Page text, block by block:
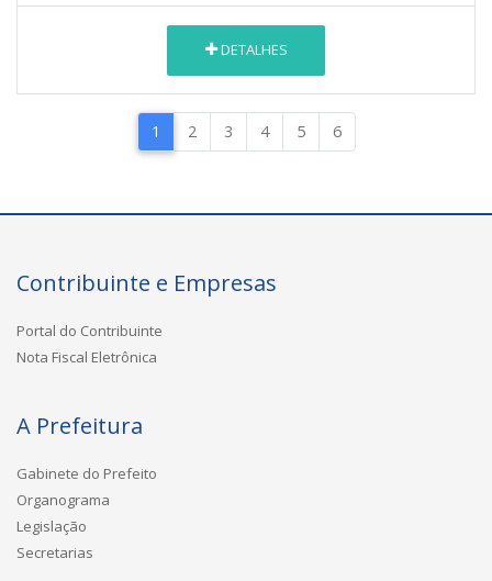
DETALHES
1 2 3 4 5 6
Contribuinte e Empresas
Portal do Contribuinte
Nota Fiscal Eletrônica
A Prefeitura
Gabinete do Prefeito
Organograma
Legislação
Secretarias